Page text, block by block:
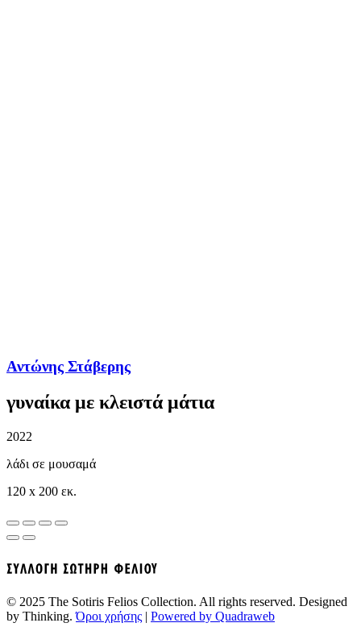
Αντώνης Στάβερης
γυναίκα με κλειστά μάτια
2022
λάδι σε μουσαμά
120 x 200 εκ.
© 2025 The Sotiris Felios Collection. All rights reserved. Designed
by Thinking.Όροι χρήσης | Powered by Quadraweb